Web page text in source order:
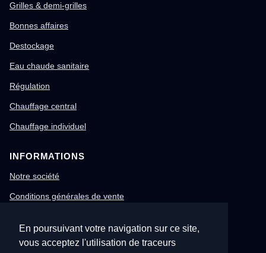
En poursuivant votre navigation sur ce site,
vous acceptez l'utilisation de traceurs
Grilles & demi-grilles
Bonnes affaires
Destockage
Eau chaude sanitaire
Régulation
Chauffage central
Chauffage individuel
INFORMATIONS
Notre société
Conditions générales de vente
Gestion des cookies